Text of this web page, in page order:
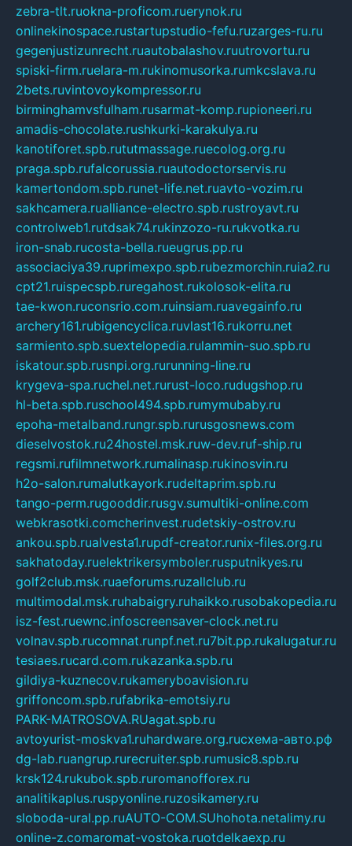
zebra-tlt.ruokna-proficom.ruerynok.ru
onlinekinospace.rustartupstudio-fefu.ruzarges-ru.ru
gegenjustizunrecht.ruautobalashov.ruutrovortu.ru
spiski-firm.ruelara-m.rukinomusorka.rumkcslava.ru
2bets.ruvintovoykompressor.ru
birminghamvsfulham.rusarmat-komp.rupioneeri.ru
amadis-chocolate.rushkurki-karakulya.ru
kanotiforet.spb.rututmassage.ruecolog.org.ru
praga.spb.rufalcorussia.ruautodoctorservis.ru
kamertondom.spb.runet-life.net.ruavto-vozim.ru
sakhcamera.rualliance-electro.spb.rustroyavt.ru
controlweb1.rutdsak74.rukinzozo-ru.rukvotka.ru
iron-snab.rucosta-bella.rueugrus.pp.ru
associaciya39.ruprimexpo.spb.rubezmorchin.ruia2.ru
cpt21.ruispecspb.ruregahost.rukolosok-elita.ru
tae-kwon.ruconsrio.com.ruinsiam.ruavegainfo.ru
archery161.rubigencyclica.ruvlast16.rukorru.net
sarmiento.spb.suextelopedia.rulammin-suo.spb.ru
iskatour.spb.rusnpi.org.rurunning-line.ru
krygeva-spa.ruchel.net.rurust-loco.rudugshop.ru
hl-beta.spb.ruschool494.spb.rumymubaby.ru
epoha-metalband.rungr.spb.rurusgosnews.com
dieselvostok.ru24hostel.msk.ruw-dev.ruf-ship.ru
regsmi.rufilmnetwork.rumalinasp.rukinosvin.ru
h2o-salon.rumalutkayork.rudeltaprim.spb.ru
tango-perm.rugooddir.rusgv.sumultiki-online.com
webkrasotki.comcherinvest.rudetskiy-ostrov.ru
ankou.spb.rualvesta1.rupdf-creator.runix-files.org.ru
sakhatoday.ruelektrikersymboler.rusputnikyes.ru
golf2club.msk.ruaeforums.ruzallclub.ru
multimodal.msk.ruhabaigry.ruhaikko.rusobakopedia.ru
isz-fest.ruewnc.infoscreensaver-clock.net.ru
volnav.spb.rucomnat.runpf.net.ru7bit.pp.rukalugatur.ru
tesiaes.rucard.com.rukazanka.spb.ru
gildiya-kuznecov.rukameryboavision.ru
griffoncom.spb.rufabrika-emotsiy.ru
PARK-MATROSOVA.RUagat.spb.ru
avtoyurist-moskva1.ruhardware.org.ruсхема-авто.рф
dg-lab.ruangrup.rurecruiter.spb.rumusic8.spb.ru
krsk124.rukubok.spb.ruromanofforex.ru
analitikaplus.ruspyonline.ruzosikamery.ru
sloboda-ural.pp.ruAUTO-COM.SUhohota.netalimy.ru
online-z.comaromat-vostoka.ruotdelkaexp.ru